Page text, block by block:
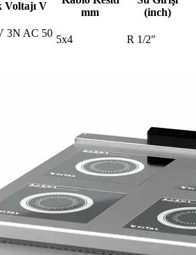
V
mm
(inch)
3N AC 50
5x4
R 1/2"